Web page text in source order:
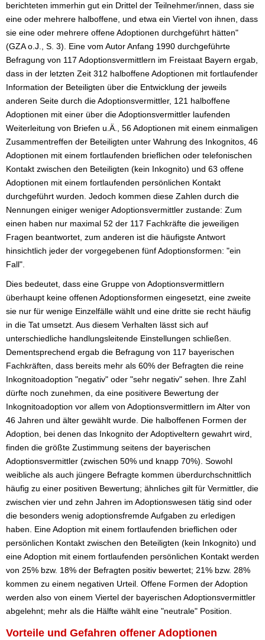
berichteten immerhin gut ein Drittel der Teilnehmer/innen, dass sie
eine oder mehrere halboffene, und etwa ein Viertel von ihnen, dass
sie eine oder mehrere offene Adoptionen durchgeführt hätten"
(GZA o.J., S. 3). Eine vom Autor Anfang 1990 durchgeführte
Befragung von 117 Adoptionsvermittlern im Freistaat Bayern ergab,
dass in der letzten Zeit 312 halboffene Adoptionen mit fortlaufender
Information der Beteiligten über die Entwicklung der jeweils
anderen Seite durch die Adoptionsvermittler, 121 halboffene
Adoptionen mit einer über die Adoptionsvermittler laufenden
Weiterleitung von Briefen u.Ä., 56 Adoptionen mit einem einmaligen
Zusammentreffen der Beteiligten unter Wahrung des Inkognitos, 46
Adoptionen mit einem fortlaufenden brieflichen oder telefonischen
Kontakt zwischen den Beteiligten (kein Inkognito) und 63 offene
Adoptionen mit einem fortlaufenden persönlichen Kontakt
durchgeführt wurden. Jedoch kommen diese Zahlen durch die
Nennungen einiger weniger Adoptionsvermittler zustande: Zum
einen haben nur maximal 52 der 117 Fachkräfte die jeweiligen
Fragen beantwortet, zum anderen ist die häufigste Antwort
hinsichtlich jeder der vorgegebenen fünf Adoptionsformen: "ein
Fall".
Dies bedeutet, dass eine Gruppe von Adoptionsvermittlern
überhaupt keine offenen Adoptionsformen eingesetzt, eine zweite
sie nur für wenige Einzelfälle wählt und eine dritte sie recht häufig
in die Tat umsetzt. Aus diesem Verhalten lässt sich auf
unterschiedliche handlungsleitende Einstellungen schließen.
Dementsprechend ergab die Befragung von 117 bayerischen
Fachkräften, dass bereits mehr als 60% der Befragten die reine
Inkognitoadoption "negativ" oder "sehr negativ" sehen. Ihre Zahl
dürfte noch zunehmen, da eine positivere Bewertung der
Inkognitoadoption vor allem von Adoptionsvermittlern im Alter von
46 Jahren und älter gewählt wurde. Die halboffenen Formen der
Adoption, bei denen das Inkognito der Adoptiveltern gewahrt wird,
finden die größte Zustimmung seitens der bayerischen
Adoptionsvermittler (zwischen 50% und knapp 70%). Sowohl
weibliche als auch jüngere Befragte kommen überdurchschnittlich
häufig zu einer positiven Bewertung; ähnliches gilt für Vermittler, die
zwischen vier und zehn Jahren im Adoptionswesen tätig sind oder
die besonders wenig adoptionsfremde Aufgaben zu erledigen
haben. Eine Adoption mit einem fortlaufenden brieflichen oder
persönlichen Kontakt zwischen den Beteiligten (kein Inkognito) und
eine Adoption mit einem fortlaufenden persönlichen Kontakt werden
von 25% bzw. 18% der Befragten positiv bewertet; 21% bzw. 28%
kommen zu einem negativen Urteil. Offene Formen der Adoption
werden also von einem Viertel der bayerischen Adoptionsvermittler
abgelehnt; mehr als die Hälfte wählt eine "neutrale" Position.
Vorteile und Gefahren offener Adoptionen